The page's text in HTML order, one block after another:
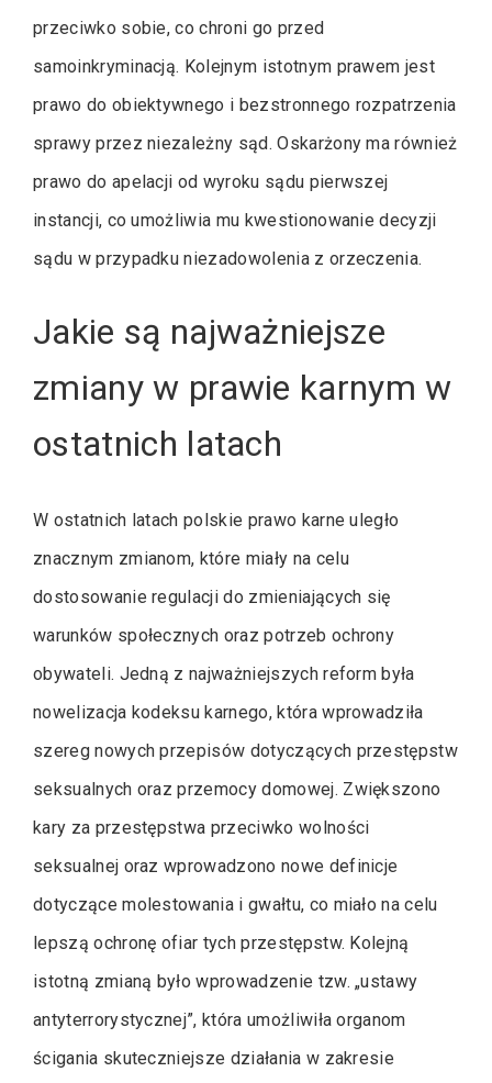
przeciwko sobie, co chroni go przed
samoinkryminacją. Kolejnym istotnym prawem jest
prawo do obiektywnego i bezstronnego rozpatrzenia
sprawy przez niezależny sąd. Oskarżony ma również
prawo do apelacji od wyroku sądu pierwszej
instancji, co umożliwia mu kwestionowanie decyzji
sądu w przypadku niezadowolenia z orzeczenia.
Jakie są najważniejsze
zmiany w prawie karnym w
ostatnich latach
W ostatnich latach polskie prawo karne uległo
znacznym zmianom, które miały na celu
dostosowanie regulacji do zmieniających się
warunków społecznych oraz potrzeb ochrony
obywateli. Jedną z najważniejszych reform była
nowelizacja kodeksu karnego, która wprowadziła
szereg nowych przepisów dotyczących przestępstw
seksualnych oraz przemocy domowej. Zwiększono
kary za przestępstwa przeciwko wolności
seksualnej oraz wprowadzono nowe definicje
dotyczące molestowania i gwałtu, co miało na celu
lepszą ochronę ofiar tych przestępstw. Kolejną
istotną zmianą było wprowadzenie tzw. „ustawy
antyterrorystycznej”, która umożliwiła organom
ścigania skuteczniejsze działania w zakresie